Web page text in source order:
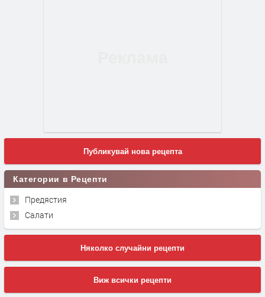
Публикувай нова рецепта
Категории в Рецепти
Предястия
Салати
Няколко случайни рецепти
Виж всички рецепти